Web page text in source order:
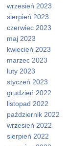
wrzesień 2023
sierpień 2023
czerwiec 2023
maj 2023
kwiecień 2023
marzec 2023
luty 2023
styczeń 2023
grudzień 2022
listopad 2022
październik 2022
wrzesień 2022
sierpień 2022